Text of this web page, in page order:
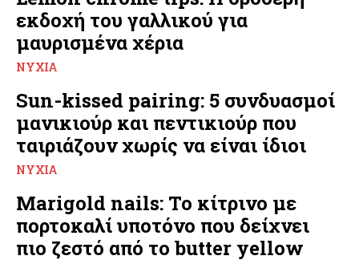
εκδοχή του γαλλικού για
μαυρισμένα χέρια
ΝΎΧΙΑ
Sun-kissed pairing: 5 συνδυασμοί
μανικιούρ και πεντικιούρ που
ταιριάζουν χωρίς να είναι ίδιοι
ΝΎΧΙΑ
Marigold nails: Το κίτρινο με
πορτοκαλί υποτόνο που δείχνει
πιο ζεστό από το butter yellow